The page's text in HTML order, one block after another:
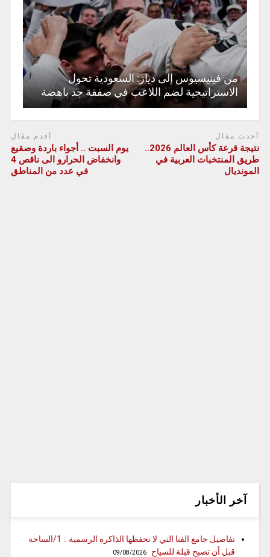
من فينيسيوس إلى دياز: السعودية تحول
الاستراتيجية لضم اللاعب في صفقة جد باهضة
أحدث مقال
نتيجة قرعة كأس العالم 2026..
طريق المنتخبات العربية في
المونديال
أقدم مقال
يوم السبت .. أجواء باردة وصقيع
وانخفاض الحرارو الى ناقص 4
في عدد من المناطق
آخر الأخبار
تفاصيل جامع الفنا التي لا تحفظها الذاكرة الرسمية .. 1/الساحة
قبل أن تصبح قبلة للسياح
09/08/2026